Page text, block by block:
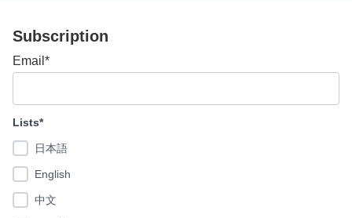
Subscription
Email*
Lists*
日本語
English
中文